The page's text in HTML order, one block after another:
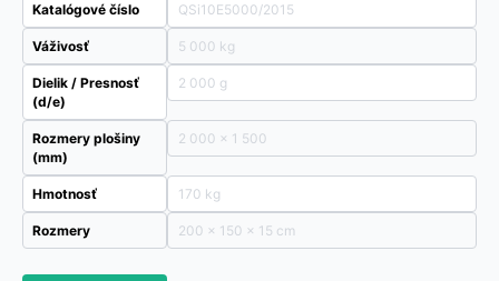
Katalógové číslo QSi10E5000/2015
Váživosť 5 000 kg
Dielik / Presnosť
(d/e)
2 000 g
Rozmery plošiny
(mm)
2 000 x 1 500
Hmotnosť 170 kg
Rozmery 200 × 150 × 15 cm